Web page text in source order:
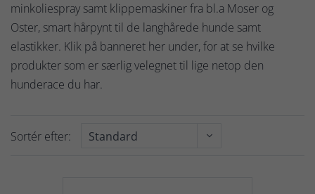
minkoliespray samt klippemaskiner fra bl.a Moser og
Oster, smart hårpynt til de langhårede hunde samt
elastikker. Klik på banneret her under, for at se hvilke
produkter som er særlig velegnet til lige netop den
hunderace du har.
Sortér efter: